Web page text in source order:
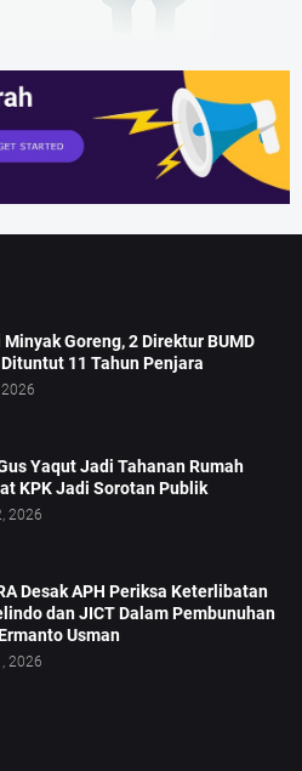
Goreng, 2 Direktur BUMD
11 Tahun Penjara
Yaqut Jadi Tahanan Rumah
KPK Jadi Sorotan Publik
2026
Desak APH Periksa Keterlibatan
dan JICT Dalam Pembunuhan
Usman
2026